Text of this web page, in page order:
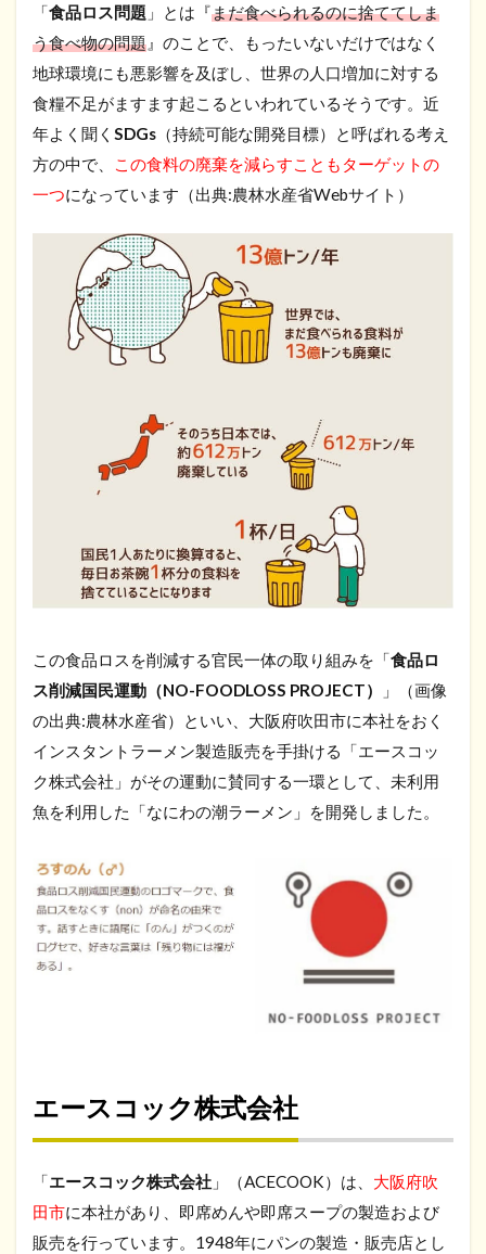
「食品ロス問題 」とは『まだ食べられるのに捨ててしま
う食べ物の問題 』のことで、もったいないだけではなく
地球環境にも悪影響を及ぼし、世界の人口増加に対する
食糧不足がますます起こるといわれているそうです。近
年よく聞く SDGs （持続可能な開発目標）と呼ばれる考え
方の中で、
この食料の廃棄を減らすこともターゲットの
一つになっています（出典:農林水産省Webサイト）
この食品ロスを削減する官民一体の取り組みを「食品ロ
ス削減国民運動（NO-FOODLOSS PROJECT）
」（画像
の出典:農林水産省）といい、大阪府吹田市に本社をおく
インスタントラーメン製造販売を手掛ける「エースコッ
ク株式会社」がその運動に賛同する一環として、未利用
魚を利用した「なにわの潮ラーメン」を開発しました。
エースコック株式会社
「エースコック株式会社 」（ACECOOK）は、 大阪府吹
田市に本社があり、即席めんや即席スープの製造および
販売を行っています。1948年にパンの製造・販売店とし